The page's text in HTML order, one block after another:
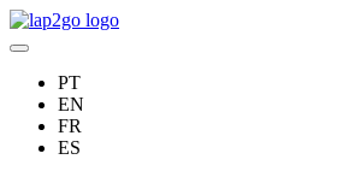
PT
EN
FR
ES